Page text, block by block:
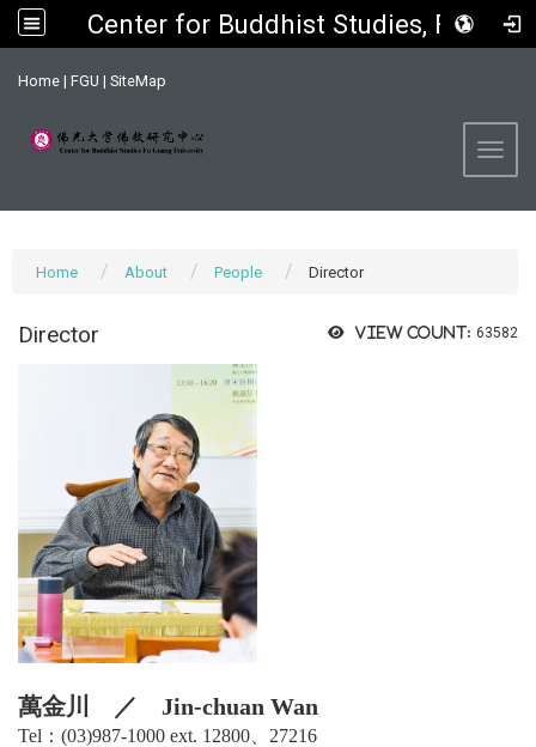
Center for Buddhist Studies, FGU
Home | FGU | SiteMap
Home About People Director
View count: 63582
Director
萬金川 ／ Jin-chuan Wan
Tel：(03)987-1000 ext. 12800、27216